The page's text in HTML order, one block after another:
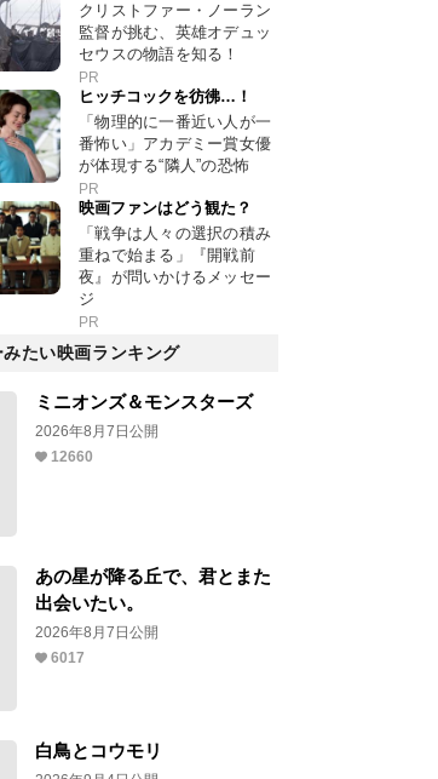
クリストファー・ノーラン
監督が挑む、英雄オデュッ
セウスの物語を知る！
PR
ヒッチコックを彷彿…！
「物理的に一番近い人が一
番怖い」アカデミー賞女優
が体現する“隣人”の恐怖
PR
映画ファンはどう観た？
「戦争は人々の選択の積み
重ねで始まる」『開戦前
夜』が問いかけるメッセー
ジ
PR
たい映画ランキング
ミニオンズ＆モンスターズ
2026年8月7日公開
12660
あの星が降る丘で、君とまた
出会いたい。
2026年8月7日公開
6017
白鳥とコウモリ